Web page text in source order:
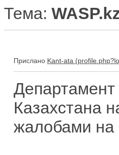
Тема:
Прислано Kant-ata
Департамент
Казахстана
жалобами на